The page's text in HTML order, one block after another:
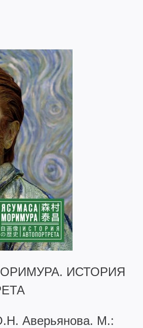
ИСТОРИЯ
Аверьянова. М.: